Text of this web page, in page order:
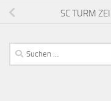
SC TURM
Suchen
nach: